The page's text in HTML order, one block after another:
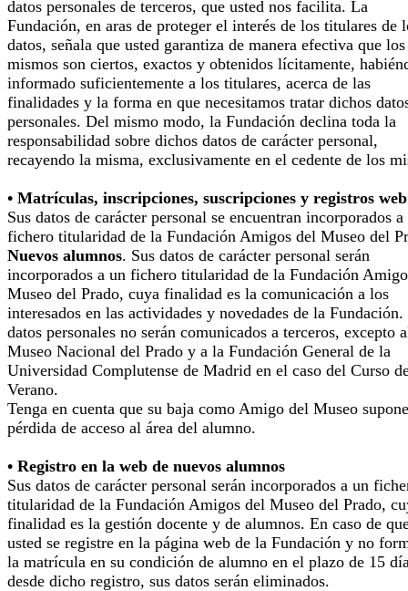
datos personales de terceros, que usted nos facilita. La
Fundación, en aras de proteger el interés de los titulares de
datos, señala que usted garantiza de manera efectiva que los
mismos son ciertos, exactos y obtenidos lícitamente,
informado suficientemente a los titulares, acerca de las
finalidades y la forma en que necesitamos tratar dichos
personales. Del mismo modo, la Fundación declina toda la
responsabilidad sobre dichos datos de carácter personal,
recayendo la misma, exclusivamente en el cedente de los
• Matrículas, inscripciones, suscripciones y registros web
Sus datos de carácter personal se encuentran incorporados a
fichero titularidad de la Fundación Amigos del Museo del
Nuevos alumnos. Sus datos de carácter personal serán
incorporados a un fichero titularidad de la Fundación
Museo del Prado, cuya finalidad es la comunicación a los
interesados en las actividades y novedades de la Fundación.
datos personales no serán comunicados a terceros, excepto
Museo Nacional del Prado y a la Fundación General de la
Universidad Complutense de Madrid en el caso del Curso
Verano.
Tenga en cuenta que su baja como Amigo del Museo
pérdida de acceso al área del alumno.
• Registro en la web de nuevos alumnos
Sus datos de carácter personal serán incorporados a un
titularidad de la Fundación Amigos del Museo del Prado,
finalidad es la gestión docente y de alumnos. En caso de
usted se registre en la página web de la Fundación y no
la matrícula en su condición de alumno en el plazo de 15
desde dicho registro, sus datos serán eliminados.